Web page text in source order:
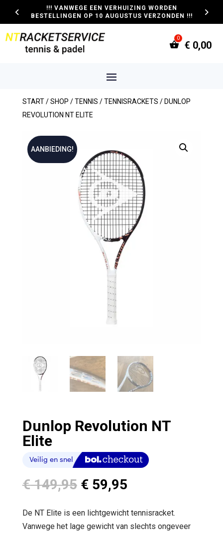
!!! VANWEGE EEN VERHUIZING WORDEN
BESTELLINGEN OP 10 AUGUSTUS VERZONDEN !!!
€ 0,00
START/SHOP /TENNIS /TENNISRACKETS / DUNLOP
REVOLUTION NT ELITE
AANBIEDING!
Dunlop Revolution NT
Elite
€149,95 Oorspronkelijke
prijs
was:
€ 149,95.
€59,95Huidige
is:
€ 59,95.
De NT Elite is een lichtgewicht tennisracket.
Vanwege het lage gewicht van slechts ongeveer